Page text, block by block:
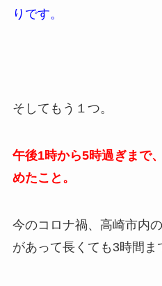
りです。
そしてもう１つ。
午後1時から5時過ぎまで
めたこと。
今のコロナ禍、高崎市内
があって長くても3時間ま